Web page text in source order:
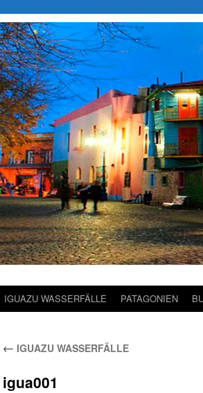
Saltar
contenido
IGUAZU WASSERFÄLLE PATAGONIEN
← IGUAZU WASSERFÄLLE
igua001